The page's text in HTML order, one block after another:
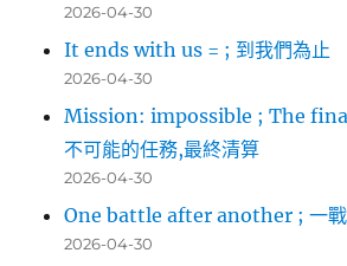
2026-04-30
It ends with us = ; 到我們為止
2026-04-30
Mission: impossible ; The
不可能的任務,最終清算
2026-04-30
One battle after another ; 一
2026-04-30